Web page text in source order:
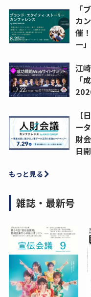
「
カ
催
ー
江
「
【
ー
財
日
もっと見る
雑誌・最新号